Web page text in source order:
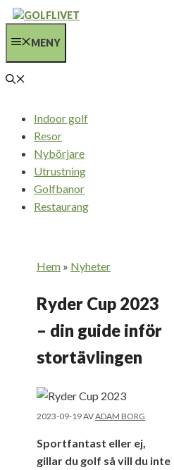
Hoppa
innehållMENY
Indoor golf
Resor
Nybörjare
Utrustning
Golfbanor
Restaurang
Hem » Nyheter
Ryder Cup 2023
– din guide inför
stortävlingen
2023-09-19AVADAM BORG
Sportfantast eller ej,
gillar du golf så vill du inte